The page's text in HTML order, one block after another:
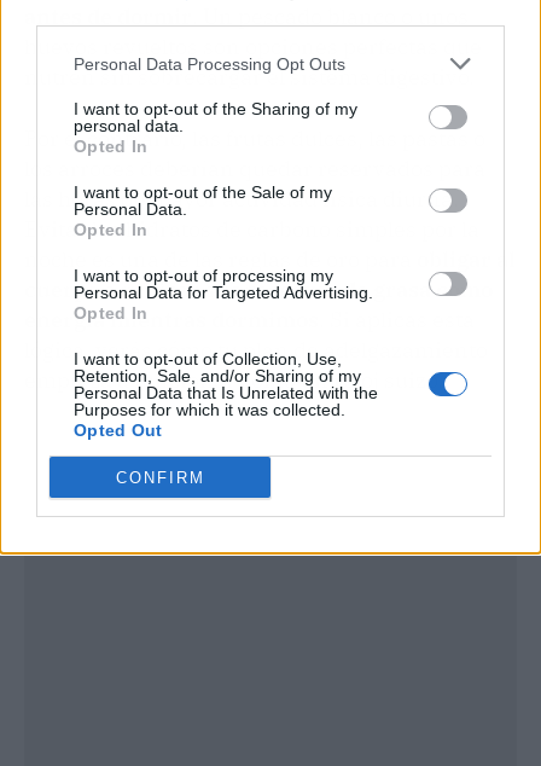
Personal Data Processing Opt Outs
I want to opt-out of the Sharing of my
personal data.
Opted In
I want to opt-out of the Sale of my
Personal Data.
Opted In
I want to opt-out of processing my
Personal Data for Targeted Advertising.
Opted In
I want to opt-out of Collection, Use,
Retention, Sale, and/or Sharing of my
Personal Data that Is Unrelated with the
Purposes for which it was collected.
Opted Out
CONFIRM
nutren sin sobrecargar el sistema digestivo.
Por el contrario, las frutas dulces, las pastas o
las horas de mayor actividad física diurna.
Evitar los hidratos de carbono simples por la
cuerpo a utilizar sus reservas de grasa como
energía mientras dormimos
lógica, verás cómo tu plan de adelgazamiento
empieza a funcionar como un reloj suizo.